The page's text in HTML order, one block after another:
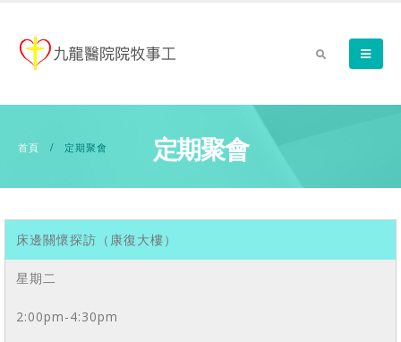
定期聚會
首頁 定期聚會
床邊關懷探訪（康復大樓）
星期二
2:00pm-4:30pm